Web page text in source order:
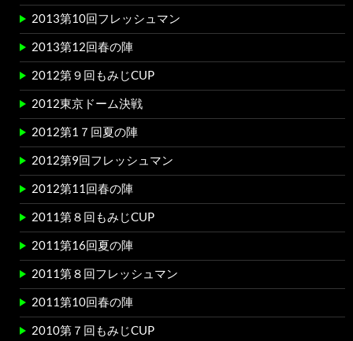
2013第10回フレッシュマン
2013第12回春の陣
2012第９回もみじCUP
2012東京ドーム決戦
2012第1７回夏の陣
2012第9回フレッシュマン
2012第11回春の陣
2011第８回もみじCUP
2011第16回夏の陣
2011第８回フレッシュマン
2011第10回春の陣
2010第７回もみじCUP